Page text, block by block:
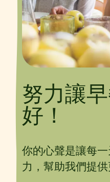
努力讓
好！
你的心聲是讓每
力，幫助我們提供